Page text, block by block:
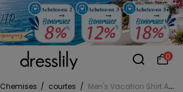
0
Chemises / courtes / Men's Vacation Shirt Abstract Art Graffiti Color Block Print Button Up Shirt